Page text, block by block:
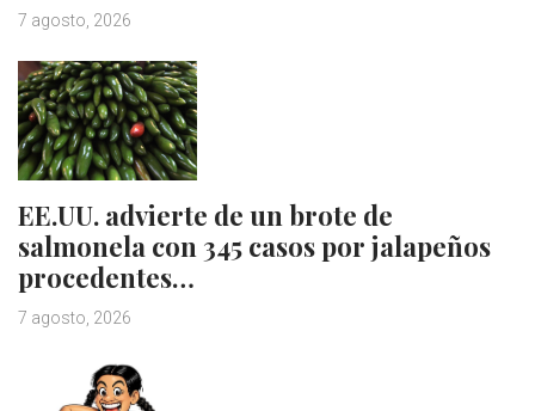
7 agosto, 2026
EE.UU. advierte de un brote de
salmonela con 345 casos por jalapeños
procedentes…
7 agosto, 2026